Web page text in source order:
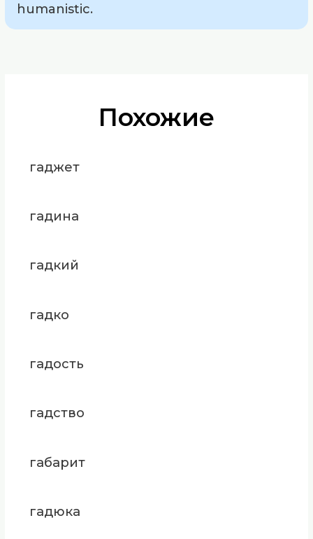
humanistic.
Похожие
гаджет
гадина
гадкий
гадко
гадость
гадство
габарит
гадюка